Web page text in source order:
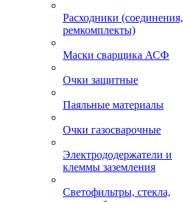
Расходники (соединения,
ремкомплекты)
Маски сварщика АСФ
Очки защитные
Паяльные материалы
Очки газосварочные
Электрододержатели и
клеммы заземления
Светофильтры, стекла,